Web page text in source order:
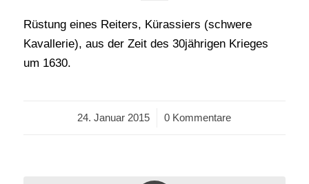
Rüstung eines Reiters, Kürassiers (schwere
Kavallerie), aus der Zeit des 30jährigen Krieges
um 1630.
24. Januar 2015
/ 0 Kommentare